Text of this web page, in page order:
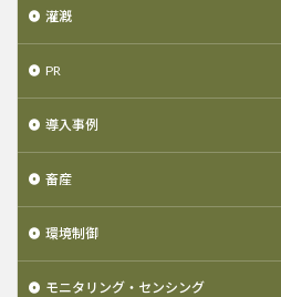
灌漑
PR
導入事例
畜産
環境制御
モニタリング・センシング